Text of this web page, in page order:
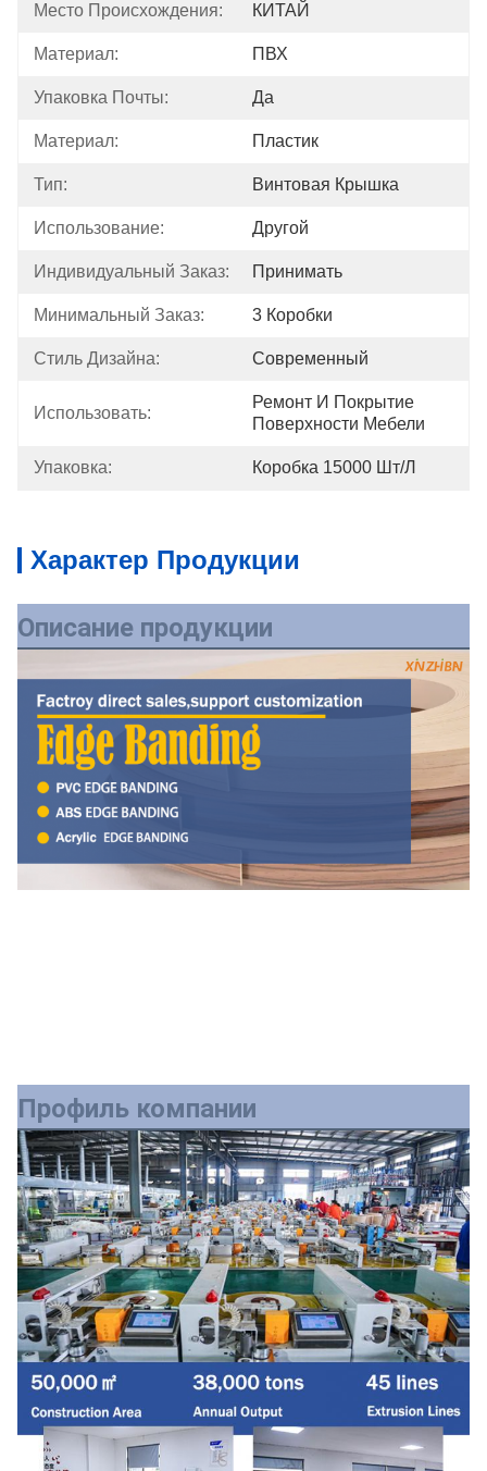
Место Происхождения: КИТАЙ
Материал: ПВХ
Упаковка Почты: Да
Материал: Пластик
Тип: Винтовая Крышка
Использование: Другой
Индивидуальный Заказ: Принимать
Минимальный Заказ: 3 Коробки
Стиль Дизайна: Современный
Использовать:
Ремонт И Покрытие
Поверхности Мебели
Упаковка: Коробка 15000 Шт/л
Характер Продукции
Описание продукции
Профиль компании